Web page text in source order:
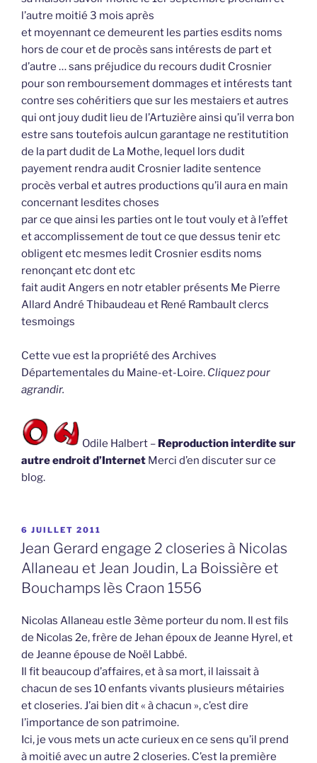
l’autre moitié 3 mois après
et moyennant ce demeurent les parties esdits noms
hors de cour et de procès sans intérests de part et
d’autre … sans préjudice du recours dudit Crosnier
pour son remboursement dommages et intérests tant
contre ses cohéritiers que sur les mestaiers et autres
qui ont jouy dudit lieu de l’Artuzière ainsi qu’il verra bon
estre sans toutefois aulcun garantage ne restitutition
de la part dudit de La Mothe, lequel lors dudit
payement rendra audit Crosnier ladite sentence
procès verbal et autres productions qu’il aura en main
concernant lesdites choses
par ce que ainsi les parties ont le tout vouly et à l’effet
et accomplissement de tout ce que dessus tenir etc
obligent etc mesmes ledit Crosnier esdits noms
renonçant etc dont etc
fait audit Angers en notr etabler présents Me Pierre
Allard André Thibaudeau et René Rambault clercs
tesmoings
Cette vue est la propriété des Archives
Départementales du Maine-et-Loire. Cliquez pour
agrandir.
Odile Halbert – Reproduction interdite sur
autre endroit d’Internet Merci d’en discuter sur ce
blog.
PUBLIÉ
LE
6 JUILLET 2011
Jean Gerard engage 2 closeries à Nicolas
Allaneau et Jean Joudin, La Boissière et
Bouchamps lès Craon 1556
Nicolas Allaneau estle 3ème porteur du nom. Il est fils
de Nicolas 2e, frère de Jehan époux de Jeanne Hyrel, et
de Jeanne épouse de Noël Labbé.
Il fit beaucoup d’affaires, et à sa mort, il laissait à
chacun de ses 10 enfants vivants plusieurs métairies
et closeries. J’ai bien dit « à chacun », c’est dire
l’importance de son patrimoine.
Ici, je vous mets un acte curieux en ce sens qu’il prend
à moitié avec un autre 2 closeries. C’est la première